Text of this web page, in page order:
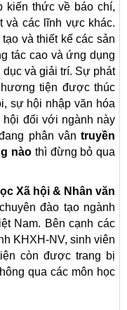
kiến thức về báo chí,
và các lĩnh vực khác.
và thiết kế các sản
tác cao và ứng dụng
và giải trí. Sự phát
tiện được thúc
sự hội nhập văn hóa
hội đối với ngành này
phân vân truyền
nào thì đừng bỏ qua
Xã hội & Nhân văn
đào tạo ngành
Nam. Bên cạnh các
KHXH-NV, sinh viên
còn được trang bị
qua các môn học